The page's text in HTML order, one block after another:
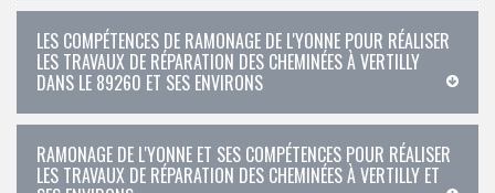
LES COMPÉTENCES DE RAMONAGE DE L'YONNE POUR RÉALISER
LES TRAVAUX DE RÉPARATION DES CHEMINÉES À VERTILLY
DANS LE 89260 ET SES ENVIRONS
RAMONAGE DE L'YONNE ET SES COMPÉTENCES POUR RÉALISER
LES TRAVAUX DE RÉPARATION DES CHEMINÉES À VERTILLY ET